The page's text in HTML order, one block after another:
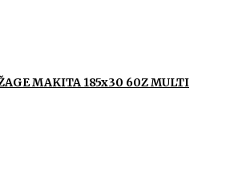
MAKITA 185x30 60Z MULTI